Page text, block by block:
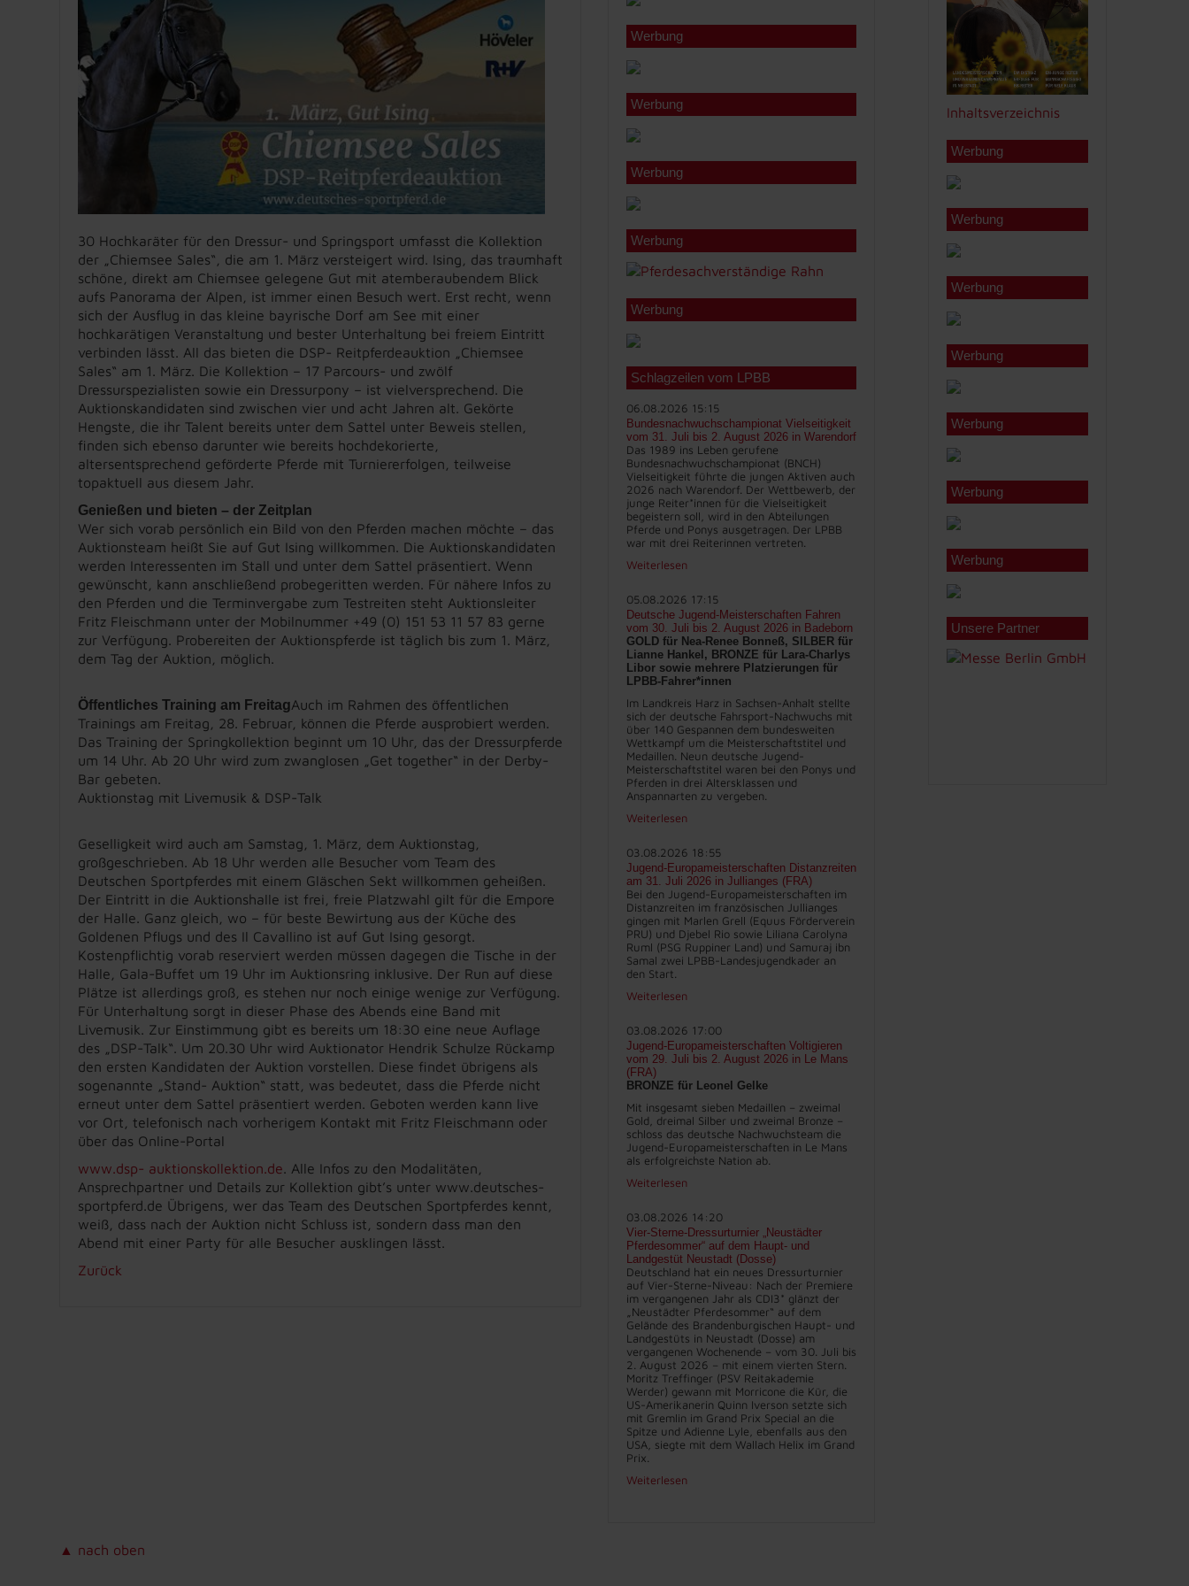
30 Hochkaräter für den Dressur- und Springsport umfasst die Kollektion
der „Chiemsee Sales“, die am 1. März versteigert wird. Ising, das traumhaft
schöne, direkt am Chiemsee gelegene Gut mit atemberaubendem Blick
aufs Panorama der Alpen, ist immer einen Besuch wert. Erst recht, wenn
sich der Ausflug in das kleine bayrische Dorf am See mit einer
hochkarätigen Veranstaltung und bester Unterhaltung bei freiem Eintritt
verbinden lässt. All das bieten die DSP- Reitpferdeauktion „Chiemsee
Sales“ am 1. März. Die Kollektion – 17 Parcours- und zwölf
Dressurspezialisten sowie ein Dressurpony – ist vielversprechend. Die
Auktionskandidaten sind zwischen vier und acht Jahren alt. Gekörte
Hengste, die ihr Talent bereits unter dem Sattel unter Beweis stellen,
finden sich ebenso darunter wie bereits hochdekorierte,
altersentsprechend geförderte Pferde mit Turniererfolgen, teilweise
topaktuell aus diesem Jahr.
Genießen und bieten – der Zeitplan
Wer sich vorab persönlich ein Bild von den Pferden machen möchte – das
Auktionsteam heißt Sie auf Gut Ising willkommen. Die Auktionskandidaten
werden Interessenten im Stall und unter dem Sattel präsentiert. Wenn
gewünscht, kann anschließend probegeritten werden. Für nähere Infos zu
den Pferden und die Terminvergabe zum Testreiten steht Auktionsleiter
Fritz Fleischmann unter der Mobilnummer +49 (0) 151 53 11 57 83 gerne
zur Verfügung. Probereiten der Auktionspferde ist täglich bis zum 1. März,
dem Tag der Auktion, möglich.
Öffentliches Training am FreitagAuch im Rahmen des öffentlichen
Trainings am Freitag, 28. Februar, können die Pferde ausprobiert werden.
Das Training der Springkollektion beginnt um 10 Uhr, das der Dressurpferde
um 14 Uhr. Ab 20 Uhr wird zum zwanglosen „Get together“ in der Derby-
Bar gebeten.
Auktionstag mit Livemusik & DSP-Talk
Geselligkeit wird auch am Samstag, 1. März, dem Auktionstag,
großgeschrieben. Ab 18 Uhr werden alle Besucher vom Team des
Deutschen Sportpferdes mit einem Gläschen Sekt willkommen geheißen.
Der Eintritt in die Auktionshalle ist frei, freie Platzwahl gilt für die Empore
der Halle. Ganz gleich, wo – für beste Bewirtung aus der Küche des
Goldenen Pflugs und des Il Cavallino ist auf Gut Ising gesorgt.
Kostenpflichtig vorab reserviert werden müssen dagegen die Tische in der
Halle, Gala-Buffet um 19 Uhr im Auktionsring inklusive. Der Run auf diese
Plätze ist allerdings groß, es stehen nur noch einige wenige zur Verfügung.
Für Unterhaltung sorgt in dieser Phase des Abends eine Band mit
Livemusik. Zur Einstimmung gibt es bereits um 18:30 eine neue Auflage
des „DSP-Talk“. Um 20.30 Uhr wird Auktionator Hendrik Schulze Rückamp
den ersten Kandidaten der Auktion vorstellen. Diese findet übrigens als
sogenannte „Stand- Auktion“ statt, was bedeutet, dass die Pferde nicht
erneut unter dem Sattel präsentiert werden. Geboten werden kann live
vor Ort, telefonisch nach vorherigem Kontakt mit Fritz Fleischmann oder
über das Online-Portal
www.dsp- auktionskollektion.de . Alle Infos zu den Modalitäten,
Ansprechpartner und Details zur Kollektion gibt’s unter www.deutsches-
sportpferd.de Übrigens, wer das Team des Deutschen Sportpferdes kennt,
weiß, dass nach der Auktion nicht Schluss ist, sondern dass man den
Abend mit einer Party für alle Besucher ausklingen lässt.
Zurück
Werbung
Werbung
Werbung
Werbung
Werbung
Schlagzeilen vom LPBB
06.08.2026 15:15
Bundesnachwuchschampionat Vielseitigkeit
vom 31. Juli bis 2. August 2026 in Warendorf
Das 1989 ins Leben gerufene
Bundesnachwuchschampionat (BNCH)
Vielseitigkeit führte die jungen Aktiven auch
2026 nach Warendorf. Der Wettbewerb, der
junge Reiter*innen für die Vielseitigkeit
begeistern soll, wird in den Abteilungen
Pferde und Ponys ausgetragen. Der LPBB
war mit drei Reiterinnen vertreten.
Weiterlesen
05.08.2026 17:15
Deutsche Jugend-Meisterschaften Fahren
vom 30. Juli bis 2. August 2026 in Badeborn
GOLD für Nea-Renee Bonneß, SILBER für
Lianne Hankel, BRONZE für Lara-Charlys
Libor sowie mehrere Platzierungen für
LPBB-Fahrer*innen
Im Landkreis Harz in Sachsen-Anhalt stellte
sich der deutsche Fahrsport-Nachwuchs mit
über 140 Gespannen dem bundesweiten
Wettkampf um die Meisterschaftstitel und
Medaillen. Neun deutsche Jugend-
Meisterschaftstitel waren bei den Ponys und
Pferden in drei Altersklassen und
Anspannarten zu vergeben.
Weiterlesen
03.08.2026 18:55
Jugend-Europameisterschaften Distanzreiten
am 31. Juli 2026 in Jullianges (FRA)
Bei den Jugend-Europameisterschaften im
Distanzreiten im französischen Jullianges
gingen mit Marlen Grell (Equus Förderverein
PRU) und Djebel Rio sowie Liliana Carolyna
Ruml (PSG Ruppiner Land) und Samuraj ibn
Samal zwei LPBB-Landesjugendkader an
den Start.
Weiterlesen
03.08.2026 17:00
Jugend-Europameisterschaften Voltigieren
vom 29. Juli bis 2. August 2026 in Le Mans
(FRA)
BRONZE für Leonel Gelke
Mit insgesamt sieben Medaillen – zweimal
Gold, dreimal Silber und zweimal Bronze –
schloss das deutsche Nachwuchsteam die
Jugend-Europameisterschaften in Le Mans
als erfolgreichste Nation ab.
Weiterlesen
03.08.2026 14:20
Vier-Sterne-Dressurturnier „Neustädter
Pferdesommer“ auf dem Haupt- und
Landgestüt Neustadt (Dosse)
Deutschland hat ein neues Dressurturnier
auf Vier-Sterne-Niveau: Nach der Premiere
im vergangenen Jahr als CDI3* glänzt der
„Neustädter Pferdesommer“ auf dem
Gelände des Brandenburgischen Haupt- und
Landgestüts in Neustadt (Dosse) am
vergangenen Wochenende – vom 30. Juli bis
2. August 2026 – mit einem vierten Stern.
Moritz Treffinger (PSV Reitakademie
Werder) gewann mit Morricone die Kür, die
US-Amerikanerin Quinn Iverson setzte sich
mit Gremlin im Grand Prix Special an die
Spitze und Adienne Lyle, ebenfalls aus den
USA, siegte mit dem Wallach Helix im Grand
Prix.
Weiterlesen
Inhaltsverzeichnis
Werbung
Werbung
Werbung
Werbung
Werbung
Werbung
Werbung
Unsere Partner
▲ nach oben